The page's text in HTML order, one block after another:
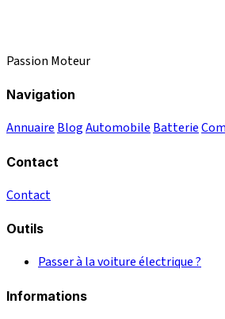
Passion Moteur
Navigation
Annuaire BlogAutomobile Batterie
Contact
Contact
Outils
Passer à la voiture électrique ?
Informations